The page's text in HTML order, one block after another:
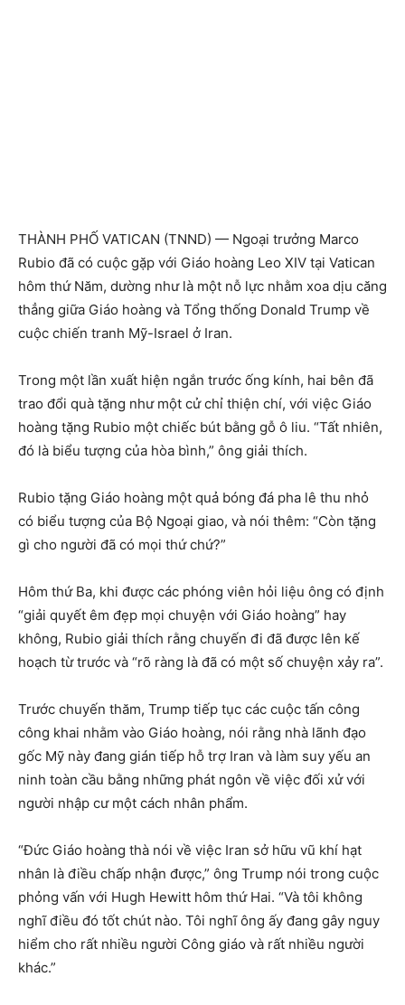
THÀNH PHỐ VATICAN (TNND) — Ngoại trưởng Marco
Rubio đã có cuộc gặp với Giáo hoàng Leo XIV tại Vatican
hôm thứ Năm, dường như là một nỗ lực nhằm xoa dịu căng
thẳng giữa Giáo hoàng và Tổng thống Donald Trump về
cuộc chiến tranh Mỹ-Israel ở Iran.
Trong một lần xuất hiện ngắn trước ống kính, hai bên đã
trao đổi quà tặng như một cử chỉ thiện chí, với việc Giáo
hoàng tặng Rubio một chiếc bút bằng gỗ ô liu. “Tất nhiên,
đó là biểu tượng của hòa bình,” ông giải thích.
Rubio tặng Giáo hoàng một quả bóng đá pha lê thu nhỏ
có biểu tượng của Bộ Ngoại giao, và nói thêm: “Còn tặng
gì cho người đã có mọi thứ chứ?”
Hôm thứ Ba, khi được các phóng viên hỏi liệu ông có định
“giải quyết êm đẹp mọi chuyện với Giáo hoàng” hay
không, Rubio giải thích rằng chuyến đi đã được lên kế
hoạch từ trước và “rõ ràng là đã có một số chuyện xảy ra”.
Trước chuyến thăm, Trump tiếp tục các cuộc tấn công
công khai nhằm vào Giáo hoàng, nói rằng nhà lãnh đạo
gốc Mỹ này đang gián tiếp hỗ trợ Iran và làm suy yếu an
ninh toàn cầu bằng những phát ngôn về việc đối xử với
người nhập cư một cách nhân phẩm.
“Đức Giáo hoàng thà nói về việc Iran sở hữu vũ khí hạt
nhân là điều chấp nhận được,” ông Trump nói trong cuộc
phỏng vấn với Hugh Hewitt hôm thứ Hai. “Và tôi không
nghĩ điều đó tốt chút nào. Tôi nghĩ ông ấy đang gây nguy
hiểm cho rất nhiều người Công giáo và rất nhiều người
khác.”